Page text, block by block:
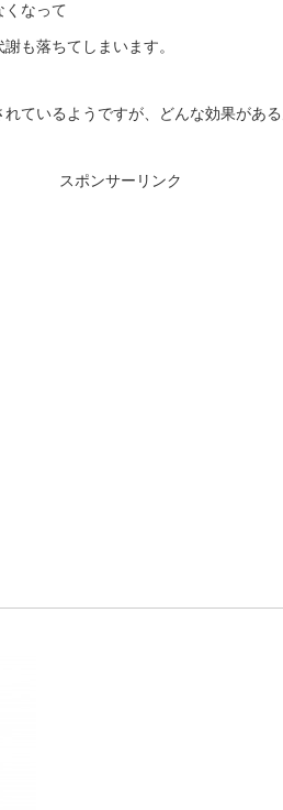
くなって
も落ちてしまいます。
ているようですが、どんな効果がある
スポンサーリンク